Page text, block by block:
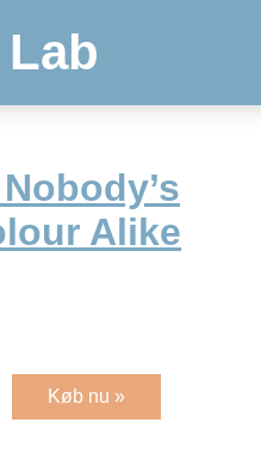
Alike
Køb nu »